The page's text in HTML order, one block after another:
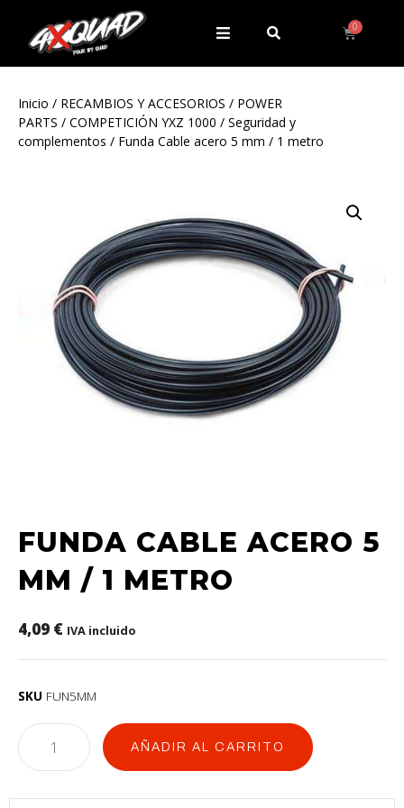
Inicio / RECAMBIOS Y ACCESORIOS / POWER
PARTS / COMPETICIÓN YXZ 1000 / Seguridad y
complementos / Funda Cable acero 5 mm / 1 metro
FUNDA CABLE ACERO 5
MM / 1 METRO
4,09 € IVA incluido
SKU FUN5MM
AÑADIR AL CARRITO